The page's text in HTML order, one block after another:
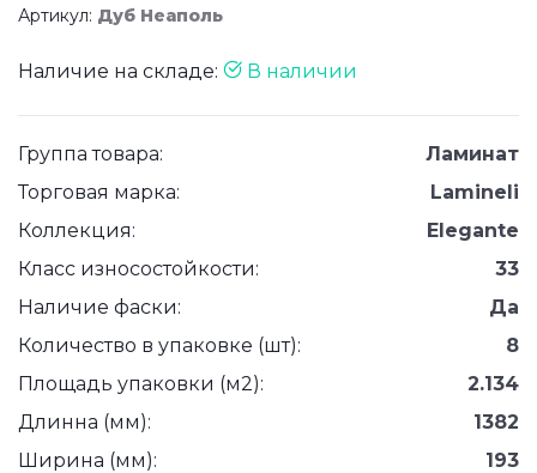
Артикул: Дуб Неаполь
Наличие на складе: В наличии
Группа товара:
Ламинат
Торговая марка:
Lamineli
Коллекция:
Elegante
Класс износостойкости:
33
Наличие фаски:
Да
Количество в упаковке (шт):
8
Площадь упаковки (м2):
2.134
Длинна (мм):
1382
Ширина (мм):
193